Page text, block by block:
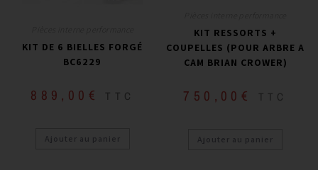
KIT DE 6 BIELLES FORGÉ
BC6229
889,00 € TTC
Ajouter au panier
KIT RESSORTS +
COUPELLES (POUR ARBRE A
CAM BRIAN CROWER)
750,00 € TTC
Ajouter au panier